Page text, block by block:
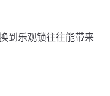
到乐观锁往往能带来